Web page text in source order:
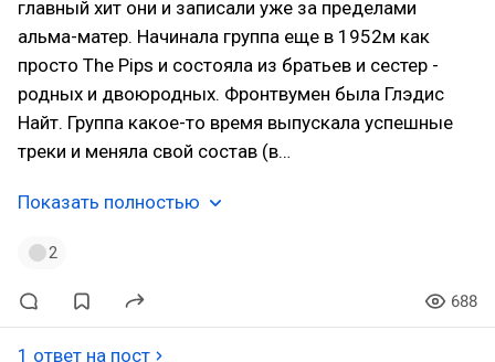
главный хит они и записали уже за пределами
альма-матер. Начинала группа еще в 1952м как
просто The Pips и состояла из братьев и сестер -
родных и двоюродных. Фронтвумен была Глэдис
Найт. Группа какое-то время выпускала успешные
треки и меняла свой состав (в…
Показать полностью
2
688
1 ответ на пост